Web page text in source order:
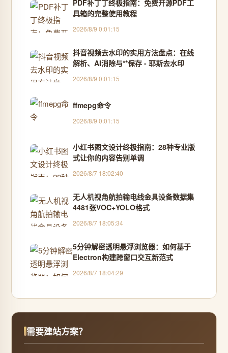
PDF补丁丁终极指南：免费开源PDF工
具箱的完整使用教程
2026/8/9 0:01:15
抖音视频去水印的实用方法盘点：在线
解析、AI消除与**保存 - 耶斯去水印
2026/8/9 0:01:15
ffmepg命令
2026/8/9 0:01:15
小红书图文设计终极指南：28种专业版
式让你的内容告别单调
2026/8/7 18:02:40
无人机视角航拍输电线金具设备数据集
4481张VOC+YOLO格式
2026/8/7 18:05:34
5分钟解密透明悬浮浏览器：如何基于
Electron构建跨窗口交互新范式
2026/8/7 18:04:29
需要建站方案？